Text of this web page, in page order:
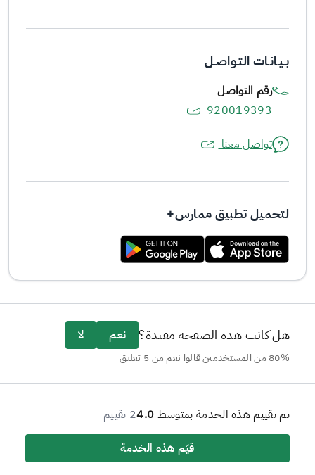
بـيـانـات التـواصـل
رقم التواصل
920019393
تواصل معنا
لتحميل تطبيق ممارس+
هل كانت هذه الصفحة مفيدة؟ نعم لا
80% من المستخدمين قالوا نعم من 5 تعليق
تم تقييم هذه الخدمة بمتوسط 4.02 تقييم
قيّم هذه الخدمة